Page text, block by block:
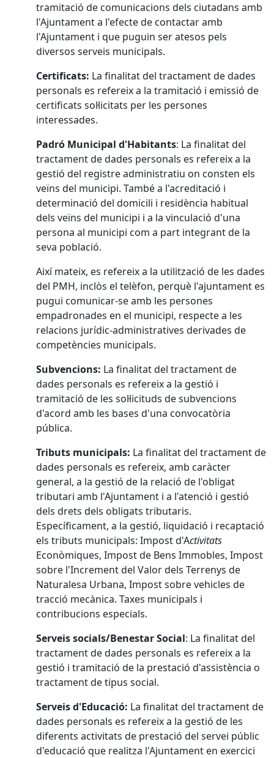
tramitació de comunicacions dels ciutadans amb
l'Ajuntament a l'efecte de contactar amb
l'Ajuntament i que puguin ser atesos pels
diversos serveis municipals.
Certificats: La finalitat del tractament de dades
personals es refereix a la tramitació i emissió de
certificats sol·licitats per les persones
interessades.
Padró Municipal d'Habitants: La finalitat del
tractament de dades personals es refereix a la
gestió del registre administratiu on consten els
veïns del municipi. També a l'acreditació i
determinació del domicili i residència habitual
dels veïns del municipi i a la vinculació d'una
persona al municipi com a part integrant de la
seva població.
Així mateix, es refereix a la utilització de les dades
del PMH, inclòs el telèfon, perquè l'ajuntament es
pugui comunicar-se amb les persones
empadronades en el municipi, respecte a les
relacions jurídic-administratives derivades de
competències municipals.
Subvencions: La finalitat del tractament de
dades personals es refereix a la gestió i
tramitació de les sol·licituds de subvencions
d'acord amb les bases d'una convocatòria
pública.
Tributs municipals: La finalitat del tractament de
dades personals es refereix, amb caràcter
general, a la gestió de la relació de l'obligat
tributari amb l'Ajuntament i a l'atenció i gestió
dels drets dels obligats tributaris.
Específicament, a la gestió, liquidació i recaptació
els tributs municipals: Impost d'Activitats
Econòmiques, Impost de Bens Immobles, Impost
sobre l'Increment del Valor dels Terrenys de
Naturalesa Urbana, Impost sobre vehicles de
tracció mecànica. Taxes municipals i
contribucions especials.
Serveis socials/Benestar Social: La finalitat del
tractament de dades personals es refereix a la
gestió i tramitació de la prestació d'assistència o
tractament de tipus social.
Serveis d'Educació: La finalitat del tractament de
dades personals es refereix a la gestió de les
diferents activitats de prestació del servei públic
d'educació que realitza l'Ajuntament en exercici